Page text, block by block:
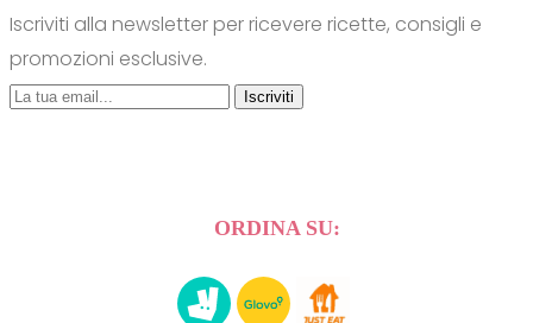
Iscriviti alla newsletter per ricevere ricette, consigli e
promozioni esclusive.
Iscriviti
ORDINA SU: